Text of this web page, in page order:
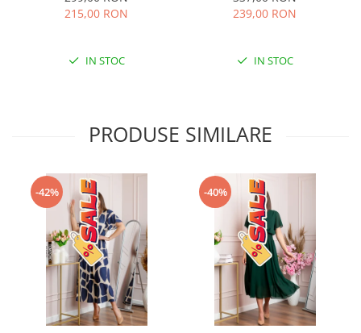
215,00 RON
IN STOC
239,00 RON
IN STOC
PRODUSE SIMILARE
-42% -40%